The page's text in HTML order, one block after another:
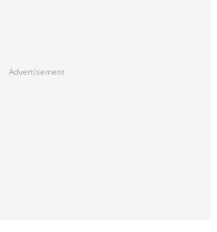
Advertisement